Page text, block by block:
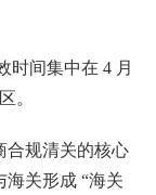
时间集中在 4 月
。
合规清关的核心
海关形成 “海关